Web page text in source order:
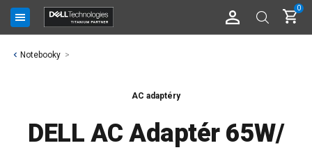
0
Notebooky
AC adaptéry
DELL AC Adaptér 65W/